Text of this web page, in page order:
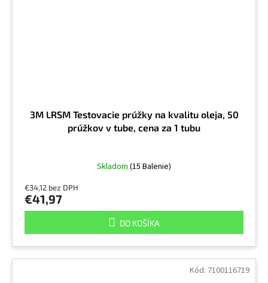
3M LRSM Testovacie prúžky na kvalitu oleja, 50
prúžkov v tube, cena za 1 tubu
Skladom (15 Balenie)
€34,12 bez DPH
€41,97
DO KOŠÍKA
Kód: 7100116719